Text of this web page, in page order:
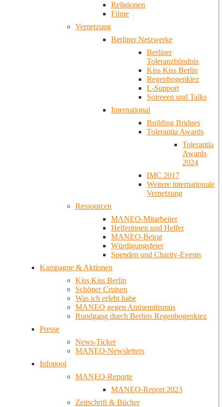
Religionen
Filme
Vernetzung
Berliner Netzwerke
Berliner
Toleranzbündnis
Kiss Kiss Berlin
Regenbogenkiez
L-Support
Soireeen und Talks
International
Building Bridges
Tolerantia Awards
Tolerantia
Awards
2024
IMC 2017
Weitere internationale
Vernetzung
Ressourcen
MANEO-Mitarbeiter
Helferinnen und Helfer
MANEO-Beirat
Würdigungsfeier
Spenden und Charity-Events
Kampagne & Aktionen
Kiss Kiss Berlin
Schöner Cruisen
Was ich erlebt habe
MANEO gegen Antisemitismus
Rundgang durch Berlins Regenbogenkiez
Presse
News-Ticker
MANEO-Newsletters
Infopool
MANEO-Reporte
MANEO-Report 2023
Zeitschrift & Bücher